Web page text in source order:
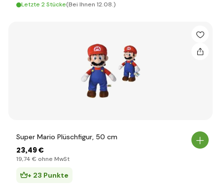
Letzte 2 Stücke(Bei Ihnen 12.08.)
Super Mario Plüschfigur, 50 cm
23,49 €
19,74 € ohne MwSt
+ 23 Punkte